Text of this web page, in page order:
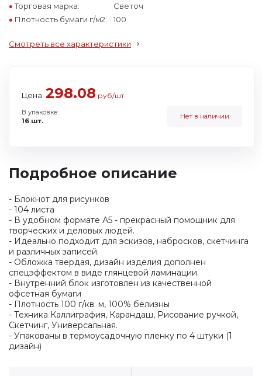
Торговая марка:
Плотность бумаги г/м2:
Светоч
100
Смотреть все характеристики
Цена: 298.08 руб/шт
В упаковке:
16 шт.
Нет в наличии
Подробное описание
- Блокнот для рисунков
- 104 листа
- В удобном формате А5 - прекрасный помощник для
творческих и деловых людей.
- Идеально подходит для эскизов, набросков, скетчинга
и различных записей.
- Обложка твердая, дизайн изделия дополнен
спецэффектом в виде глянцевой ламинации.
- Внутренний блок изготовлен из качественной
офсетная бумаги
- Плотность 100 г/кв. м, 100% белизны
- Техника Каллиграфия, Карандаш, Рисование ручкой,
Скетчинг, Универсальная.
- Упакованы в термоусадочную пленку по 4 штуки (1
дизайн)